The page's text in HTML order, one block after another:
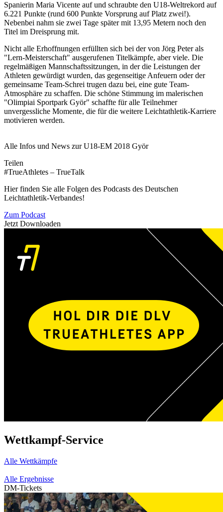
Spanierin Maria Vicente auf und schraubte den U18-Weltrekord auf
6.221 Punkte (rund 600 Punkte Vorsprung auf Platz zwei!).
Nebenbei nahm sie zwei Tage später mit 13,95 Metern noch den
Titel im Dreisprung mit.
Nicht alle Erhoffnungen erfüllten sich bei der von Jörg Peter als
"Lern-Meisterschaft" ausgerufenen Titelkämpfe, aber viele. Die
regelmäßigen Mannschaftssitzungen, in der die Leistungen der
Athleten gewürdigt wurden, das gegenseitige Anfeuern oder der
gemeinsame Team-Schrei trugen dazu bei, eine gute Team-
Atmosphäre zu schaffen. Die schöne Stimmung im malerischen
"Olimpiai Sportpark Györ" schaffte für alle Teilnehmer
unvergessliche Momente, die für die weitere Leichtathletik-Karriere
motivieren werden.
Alle Infos und News zur U18-EM 2018 Györ
Teilen
#TrueAthletes – TrueTalk
Hier finden Sie alle Folgen des Podcasts des Deutschen
Leichtathletik-Verbandes!
Zum Podcast
Jetzt Downloaden
Wettkampf-Service
Alle Wettkämpfe
Alle Ergebnisse
DM-Tickets